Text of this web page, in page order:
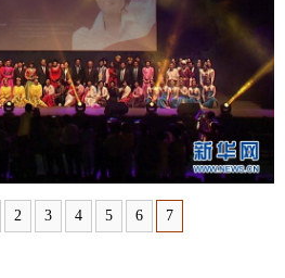
新华广播
新华电视英文 返回PC
2 3 4 5 6 7